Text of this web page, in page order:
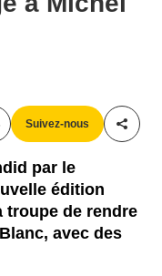
Suivez-nous
par le
édition
troupe de rendre
avec des